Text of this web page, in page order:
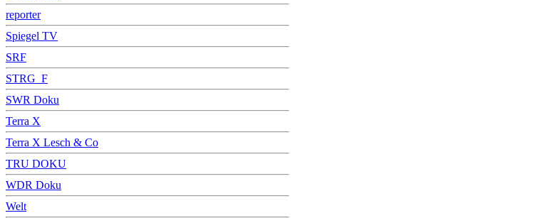
reporter
Spiegel TV
SRF
STRG_F
SWR Doku
Terra X
Terra X Lesch & Co
TRU DOKU
WDR Doku
Welt